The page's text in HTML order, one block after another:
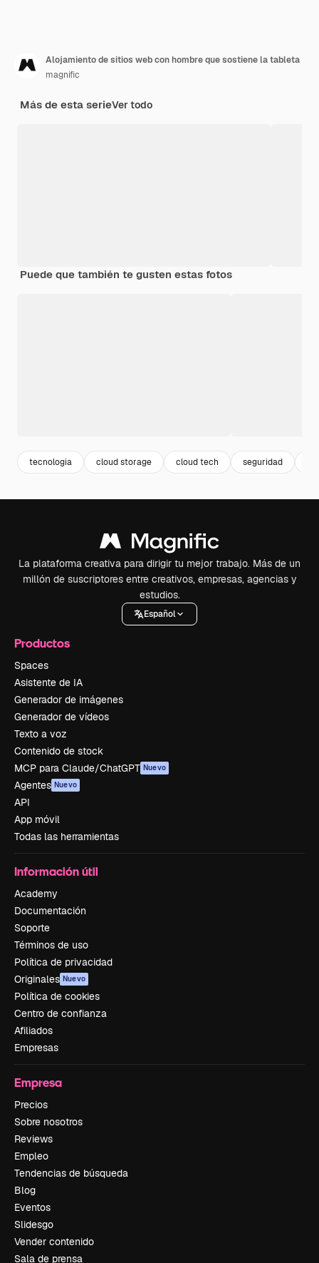
Alojamiento de sitios web con hombre que sostiene la tableta
magnific
Más de esta serieVer todo
Puede que también te gusten estas fotos
tecnologia cloud storage cloud tech seguridad
La plataforma creativa para dirigir tu mejor trabajo. Más de un
millón de suscriptores entre creativos, empresas, agencias y
estudios.
Español
Productos
Spaces
Asistente de IA
Generador de imágenes
Generador de vídeos
Texto a voz
Contenido de stock
MCP para Claude/ChatGPT Nuevo
Agentes Nuevo
API
App móvil
Todas las herramientas
Información útil
Academy
Documentación
Soporte
Términos de uso
Política de privacidad
Originales Nuevo
Política de cookies
Centro de confianza
Afiliados
Empresas
Empresa
Precios
Sobre nosotros
Reviews
Empleo
Tendencias de búsqueda
Blog
Eventos
Slidesgo
Vender contenido
Sala de prensa